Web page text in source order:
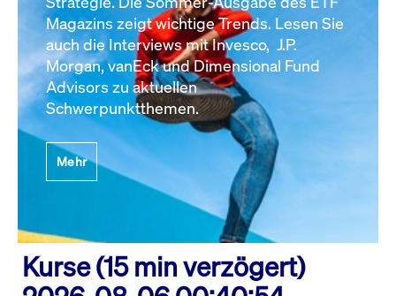
Magazins zeigt wichtige Trends. Lesen Sie
auch die Interviews mit Invesco, J.P.
Morgan, vanEck und Dimensional Fund
Advisors zu aktuellen
Schwerpunktthemen.
Mehr
Kurse (15 min verzögert)